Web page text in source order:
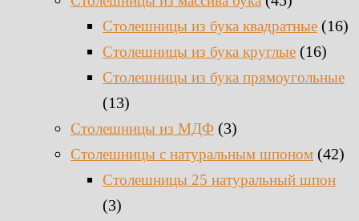
Столешницы из бука квадратные (16)
Столешницы из бука круглые (16)
Столешницы из бука прямоугольные
(13)
Столешницы из МДФ (3)
Столешницы с натуральным шпоном (42)
Столешницы 25 натуральный шпон
(3)